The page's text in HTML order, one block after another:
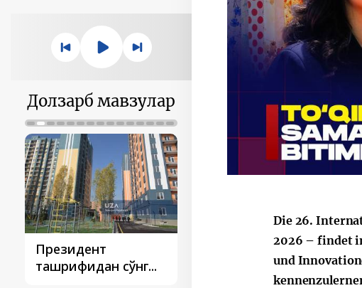
Долзарб мавзулар
Президент
ташрифидан сўнг...
ташрифлари
Die 26.
2026 – findet
und